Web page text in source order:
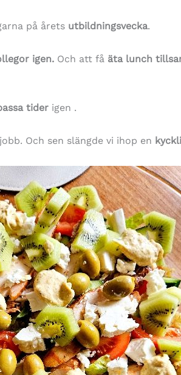
på årets utbildningsvecka.
igen. Och att få äta lunch
tider igen .
Och sen slängde vi ihop en